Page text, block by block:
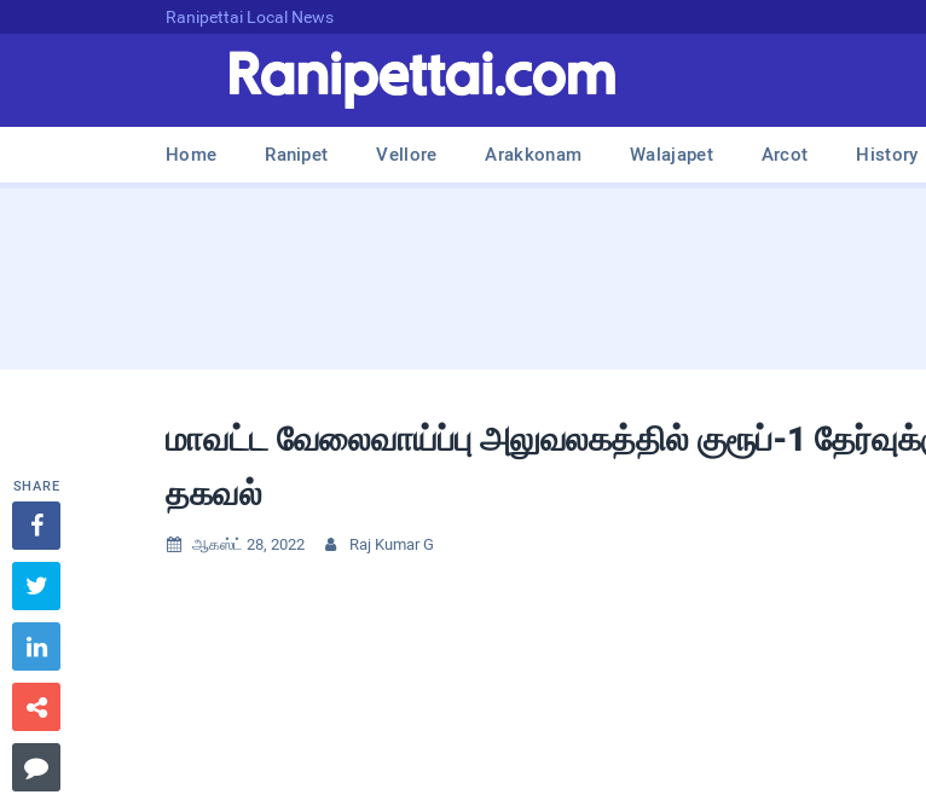
Ranipettai Local News
Home Ranipet Vellore Arakkonam Walajapet Arcot History
மாவட்ட வேலைவாய்ப்பு அலுவலகத்தில் குரூப்-1
தகவல்
 ஆகஸ்ட் 28, 2022  Raj Kumar G
SHARE




